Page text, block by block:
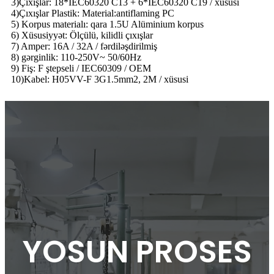
3)Çıxışlar: 18*IEC60320 C13 + 6*IEC60320 C19 / xüsusi
4)Çıxışlar Plastik: Material:antiflaming PC
5) Korpus materialı: qara 1.5U Alüminium korpus
6) Xüsusiyyət: Ölçülü, kilidli çıxışlar
7) Amper: 16A / 32A / fərdiləşdirilmiş
8) gərginlik: 110-250V~ 50/60Hz
9) Fiş: F ştepseli / IEC60309 / OEM
10)Kabel: H05VV-F 3G1.5mm2, 2M / xüsusi
YOSUN PROSES